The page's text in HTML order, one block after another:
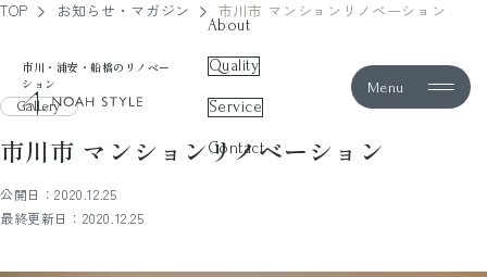
市川・浦安・船橋のリノベー
ション
noah style
About
Quality
Service
Contact
Menu
TOP お知らせ・マガジン 市川市 マンションリノベーション
Gallery
市川市 マンションリノベーション
公開日：2020.12.25
最終更新日：2020.12.25